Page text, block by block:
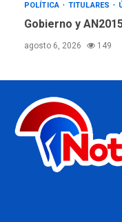
POLÍTICA TITULARES
Gobierno y
agosto 6, 2026 149